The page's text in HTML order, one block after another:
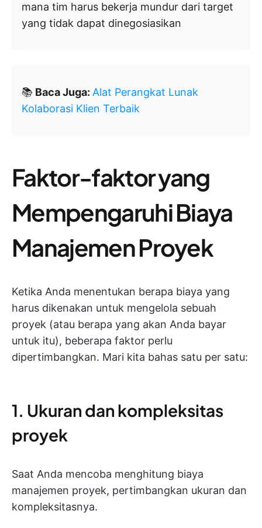
mana tim harus bekerja mundur dari target
yang tidak dapat dinegosiasikan
📚 Baca Juga: Alat Perangkat Lunak
Kolaborasi Klien Terbaik
Faktor-faktor yang
Mempengaruhi Biaya
Manajemen Proyek
Ketika Anda menentukan berapa biaya yang
harus dikenakan untuk mengelola sebuah
proyek (atau berapa yang akan Anda bayar
untuk itu), beberapa faktor perlu
dipertimbangkan. Mari kita bahas satu per satu:
1. Ukuran dan kompleksitas
proyek
Saat Anda mencoba menghitung biaya
manajemen proyek, pertimbangkan ukuran dan
kompleksitasnya.